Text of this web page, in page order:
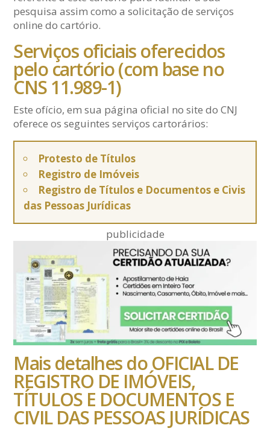
pesquisa assim como a solicitação de serviços
online do cartório.
Serviços oficiais oferecidos
pelo cartório (com base no
CNS 11.989-1)
Este ofício, em sua página oficial no site do CNJ
oferece os seguintes serviços cartorários:
Protesto de Títulos
Registro de Imóveis
Registro de Títulos e Documentos e Civis
das Pessoas Jurídicas
publicidade
Mais detalhes do OFICIAL DE
REGISTRO DE IMÓVEIS,
TÍTULOS E DOCUMENTOS E
CIVIL DAS PESSOAS JURÍDICAS